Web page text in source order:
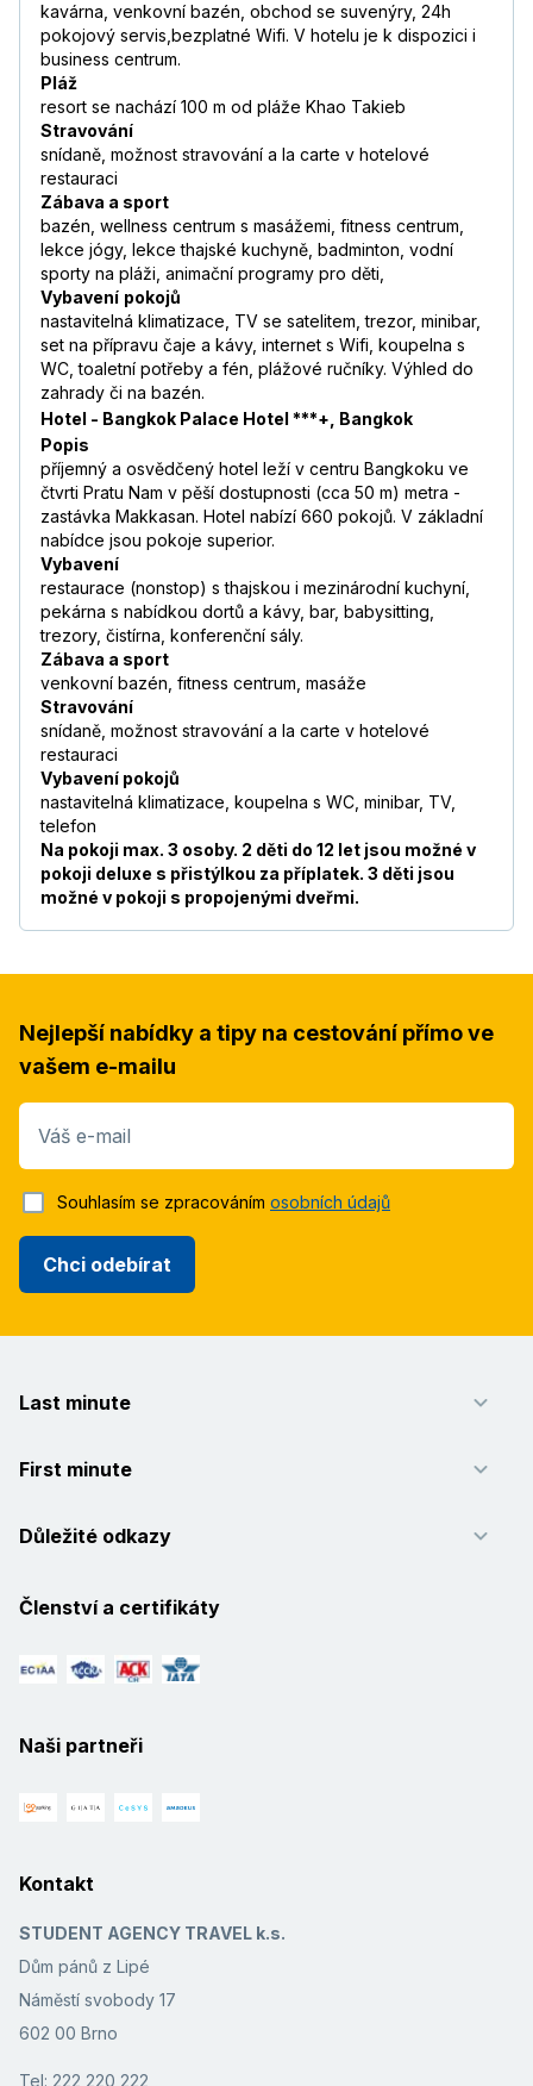
kavárna, venkovní bazén, obchod se suvenýry, 24h
pokojový servis,bezplatné Wifi. V hotelu je k dispozici i
business centrum.
Pláž
resort se nachází 100 m od pláže Khao Takieb
Stravování
snídaně, možnost stravování a la carte v hotelové
restauraci
Zábava a sport
bazén, wellness centrum s masážemi, fitness centrum,
lekce jógy, lekce thajské kuchyně, badminton, vodní
sporty na pláži, animační programy pro děti,
Vybavení pokojů
nastavitelná klimatizace, TV se satelitem, trezor, minibar,
set na přípravu čaje a kávy, internet s Wifi, koupelna s
WC, toaletní potřeby a fén, plážové ručníky. Výhled do
zahrady či na bazén.
Hotel - Bangkok Palace Hotel ***+, Bangkok
Popis
příjemný a osvědčený hotel leží v centru Bangkoku ve
čtvrti Pratu Nam v pěší dostupnosti (cca 50 m) metra -
zastávka Makkasan. Hotel nabízí 660 pokojů. V základní
nabídce jsou pokoje superior.
Vybavení
restaurace (nonstop) s thajskou i mezinárodní kuchyní,
pekárna s nabídkou dortů a kávy, bar, babysitting,
trezory, čistírna, konferenční sály.
Zábava a sport
venkovní bazén, fitness centrum, masáže
Stravování
snídaně, možnost stravování a la carte v hotelové
restauraci
Vybavení pokojů
nastavitelná klimatizace, koupelna s WC, minibar, TV,
telefon
Na pokoji max. 3 osoby. 2 děti do 12 let jsou možné v
pokoji deluxe s přistýlkou za příplatek. 3 děti jsou
možné v pokoji s propojenými dveřmi.
Nejlepší nabídky a tipy na cestování přímo ve
vašem e-mailu
Váš e-mail
Chci odebírat
Souhlasím se zpracováním osobních údajů
Last minute
First minute
Důležité odkazy
Členství a certifikáty
Naši partneři
Kontakt
STUDENT AGENCY TRAVEL k.s.
Dům pánů z Lipé
Náměstí svobody 17
602 00 Brno
Tel: 222 220 222